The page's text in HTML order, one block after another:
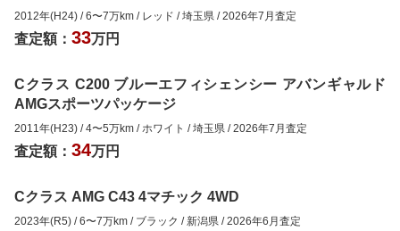
2012年(H24) /6〜7万km / レッド /埼玉県 /2026年7月査定
査定額： 33万円
Cクラス C200 ブルーエフィシェンシー アバンギャルド
AMGスポーツパッケージ
2011年(H23) /4〜5万km / ホワイト /埼玉県 /2026年7月査定
査定額： 34万円
Cクラス AMG C43 4マチック 4WD
2023年(R5) /6〜7万km / ブラック /新潟県 /2026年6月査定